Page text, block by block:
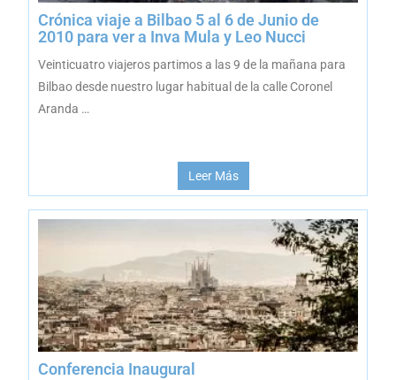
Crónica viaje a Bilbao 5 al 6 de Junio de
2010 para ver a Inva Mula y Leo Nucci
Veinticuatro viajeros partimos a las 9 de la mañana para
Bilbao desde nuestro lugar habitual de la calle Coronel
Aranda …
Leer Más
Conferencia Inaugural